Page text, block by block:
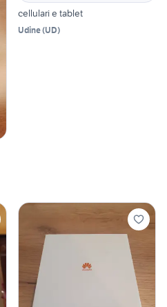
cellulari e tablet
Udine(UD)